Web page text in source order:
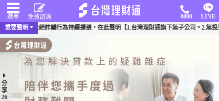
選單 免費諮詢 0800
LINE
重要聲明
傳，為杜絕詐騙行為持續擴張，在此聲明【1.台灣理財通旗下無子公司。2.無投
分
享
26